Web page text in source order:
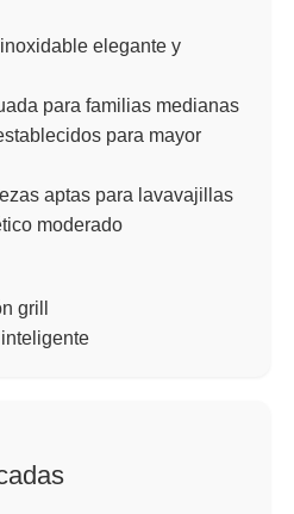
elegante y
para familias medianas
para mayor
aptas para lavavajillas
moderado
grill